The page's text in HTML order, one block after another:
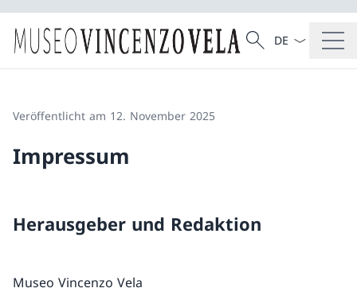
Suche
Suche
Sprach
Veröffentlicht am 12. November 2025
Impressum
Herausgeber und Redaktion
Museo Vincenzo Vela